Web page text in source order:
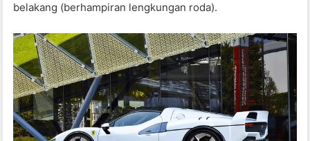
belakang (berhampiran lengkungan roda).